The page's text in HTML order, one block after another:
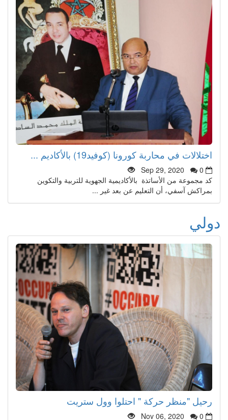
اختلالات في محاربة كورونا (كوفيد19) بالأكاديم ...
Sep 29, 2020
0
كد مجموعة من الأساتذة بالأكاديمية الجهوية للتربية والتكوين
بمراكش آسفي، أن التعليم عن بعد غير ...
دولي
رحيل "منظر حركة " احتلوا وول ستريت
Nov 06, 2020 0